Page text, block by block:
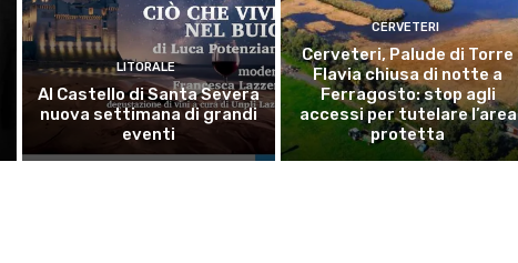
LITORALE
Al Castello di Santa Severa
nuova settimana di grandi
eventi
CERVETERI
Cerveteri, Palude di Torre
Flavia chiusa di notte a
Ferragosto: stop agli
accessi per tutelare l’area
protetta